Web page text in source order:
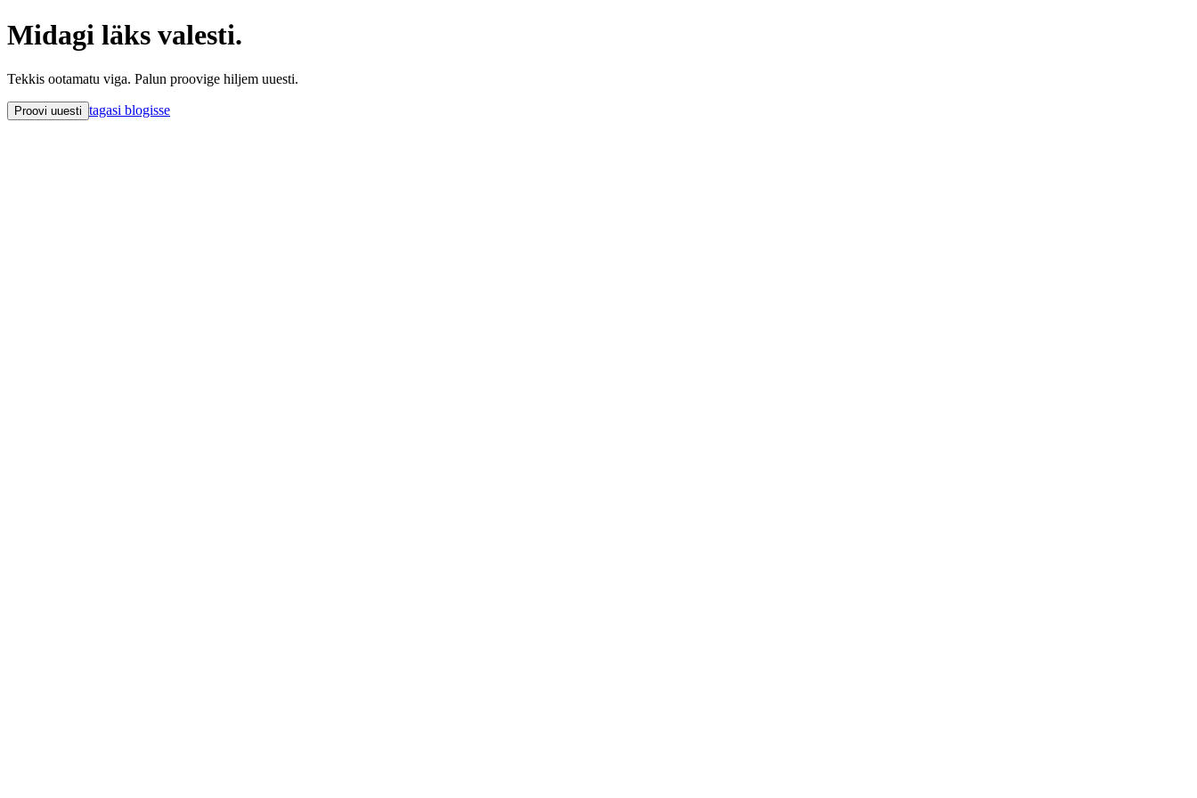
Midagi läks valesti.
Tekkis ootamatu viga. Palun proovige hiljem uuesti.
Proovi uuesti tagasi blogisse